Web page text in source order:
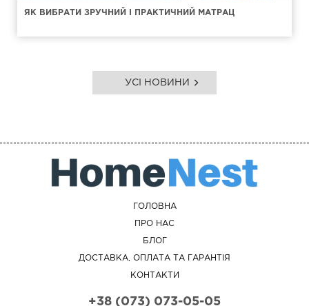
ЯК ВИБРАТИ ЗРУЧНИЙ І ПРАКТИЧНИЙ МАТРАЦ
УСІ НОВИНИ
ГОЛОВНА
ПРО НАС
БЛОГ
ДОСТАВКА, ОПЛАТА ТА ГАРАНТІЯ
КОНТАКТИ
+38 (073) 073-05-05